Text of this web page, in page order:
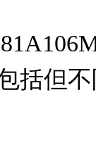
括但